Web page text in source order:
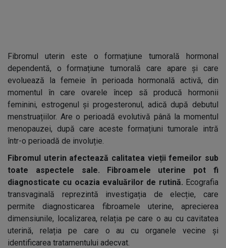
Fibromul uterin este o formațiune tumorală hormonal
dependentă, o formațiune tumorală care apare și care
evoluează la femeie în perioada hormonală activă, din
momentul în care ovarele încep să producă hormonii
feminini, estrogenul și progesteronul, adică după debutul
menstruațiilor. Are o perioadă evolutivă până la momentul
menopauzei, după care aceste formațiuni tumorale intră
într-o perioadă de involuție.
Fibromul uterin afectează calitatea vieții femeilor sub
toate aspectele sale. Fibroamele uterine pot fi
diagnosticate cu ocazia evaluărilor de rutină. Ecografia
transvaginală reprezintă investigația de elecție, care
permite diagnosticarea fibroamele uterine, aprecierea
dimensiunile, localizarea, relația pe care o au cu cavitatea
uterină, relația pe care o au cu organele vecine și
identificarea tratamentului adecvat.